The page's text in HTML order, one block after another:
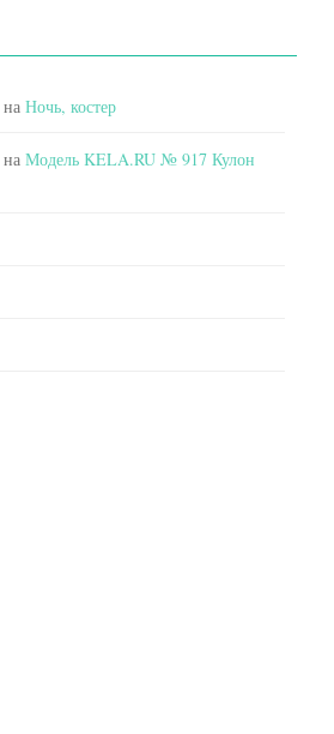
на Ночь, костер
на Модель KELA.RU № 917 Кулон